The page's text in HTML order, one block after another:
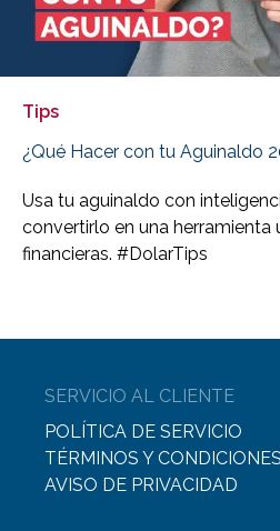
Tips
¿Qué Hacer con tu Aguinaldo
Usa tu aguinaldo con
convertirlo en una herramienta
financieras. #DolarTips
SERVICIO AL CLIENTE
POLÍTICA DE SERVICIO
TÉRMINOS Y CONDICIONES
AVISO DE PRIVACIDAD